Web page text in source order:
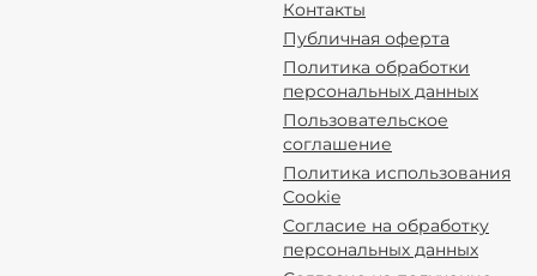
Контакты
Публичная оферта
Политика обработки
персональных данных
Пользовательское
соглашение
Политика использования
Cookie
Согласие на обработку
персональных данных